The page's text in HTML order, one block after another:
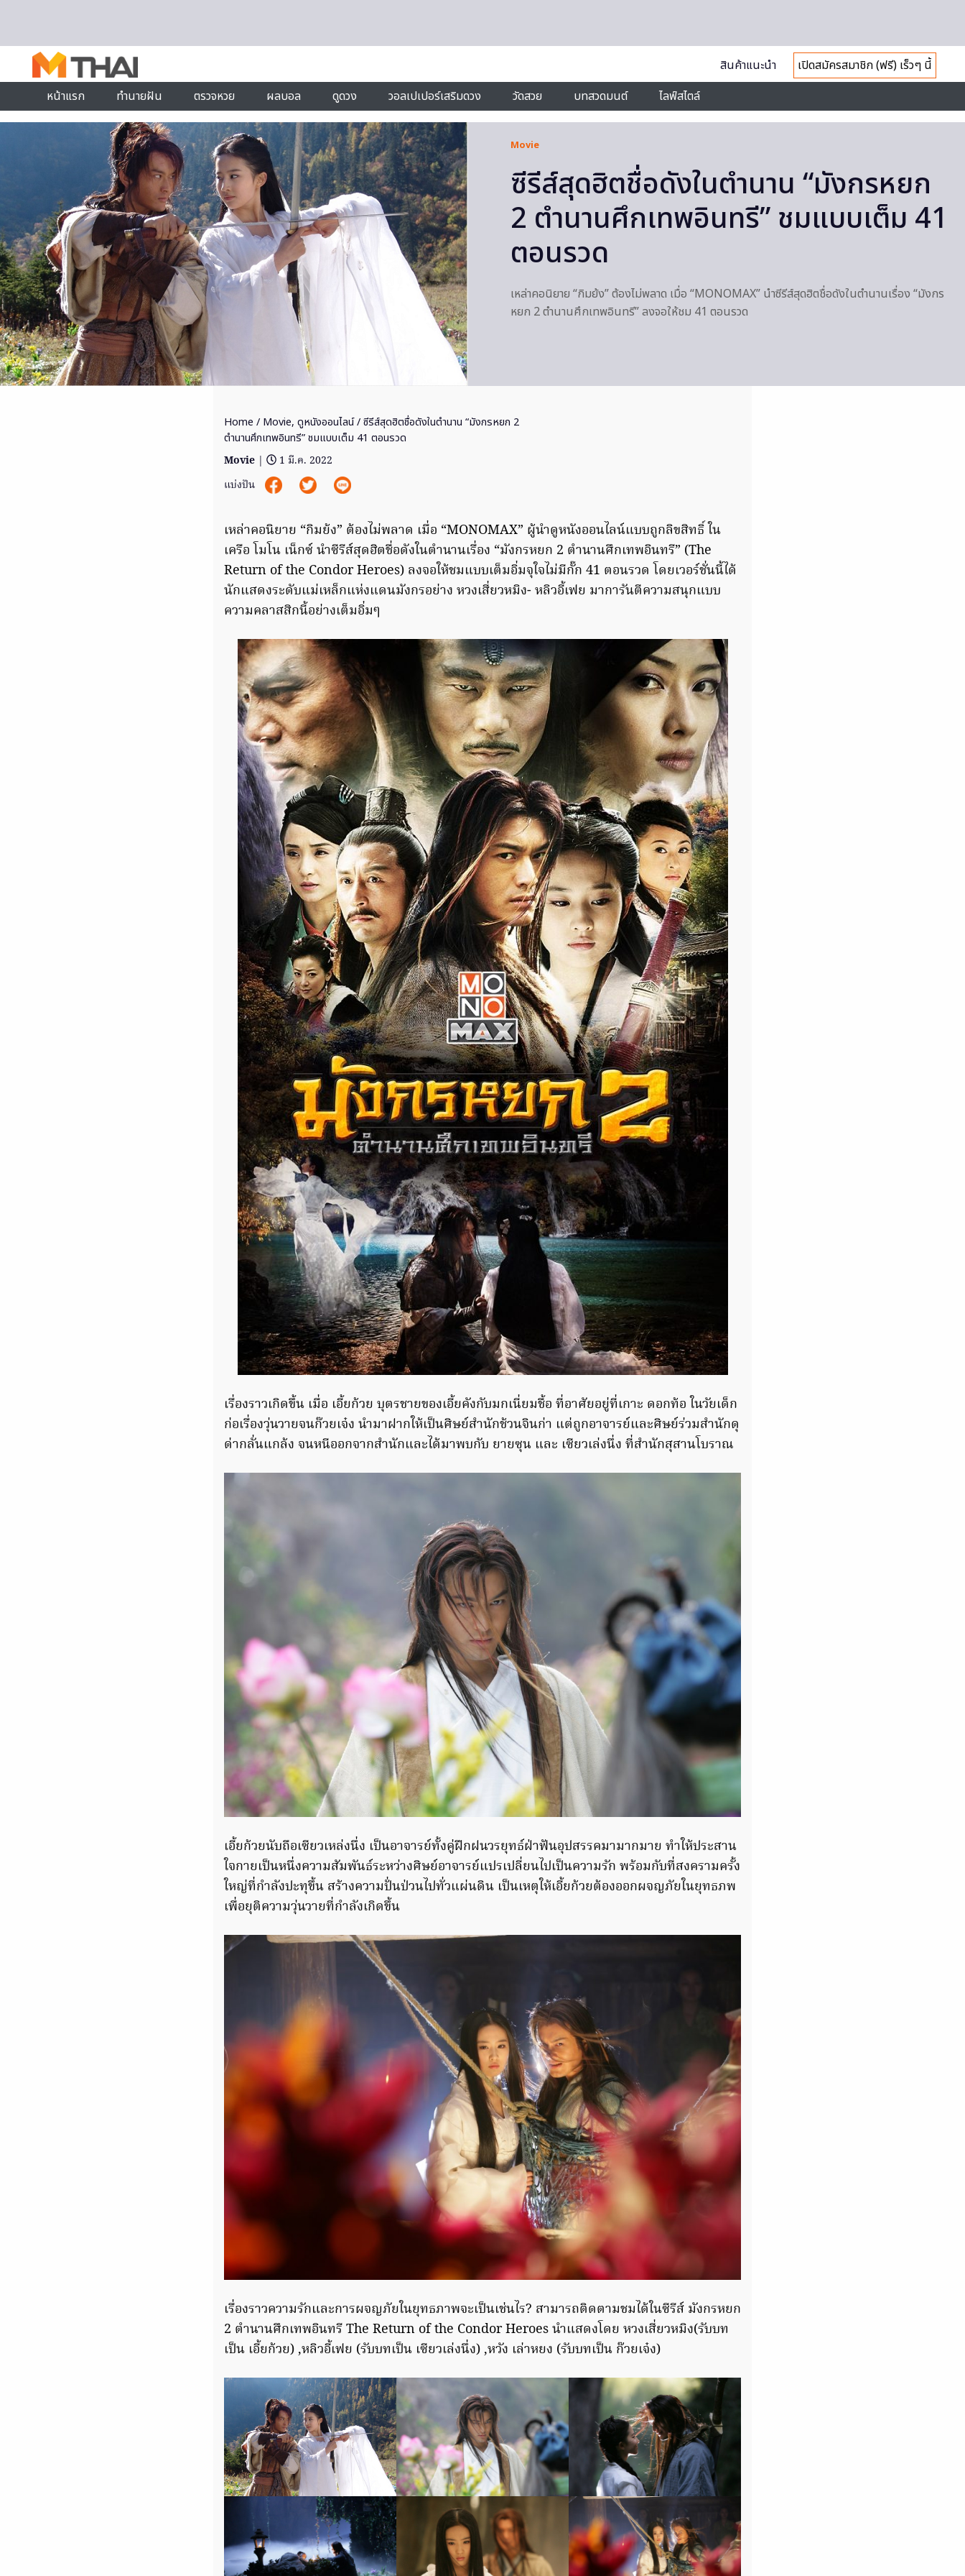
สินค้าแนะนำ
เปิดสมัครสมาชิก (ฟรี) เร็วๆ นี้
หน้าแรก
ทำนายฝัน ตรวจหวย ผลบอล ดูดวง วอลเปเปอร์เสริมดวง วัดสวย บทสวดมนต์ ไลฟ์สไตล์
Movie
ซีรีส์สุดฮิตชื่อดังในตำนาน “มังกรหยก
2 ตำนานศึกเทพอินทรี” ชมแบบเต็ม 41
ตอนรวด
เหล่าคอนิยาย “กิมย้ง” ต้องไม่พลาด เมื่อ “MONOMAX” นำซีรีส์สุดฮิตชื่อดังในตำนานเรื่อง “มังกร
หยก 2 ตำนานศึกเทพอินทรี” ลงจอให้ชม 41 ตอนรวด
Home / Movie, ดูหนังออนไลน์/ ซีรีส์สุดฮิตชื่อดังในตำนาน “มังกรหยก 2
ตำนานศึกเทพอินทรี” ชมแบบเต็ม 41 ตอนรวด
Movie |
1 มี.ค. 2022
แบ่งปัน
เหล่าคอนิยาย “กิมย้ง” ต้องไม่พลาด เมื่อ “MONOMAX” ผู้นำดูหนังออนไลน์แบบถูกลิขสิทธิ์ ใน
เครือ โมโน เน็กซ์ นำซีรีส์สุดฮิตชื่อดังในตำนานเรื่อง “มังกรหยก 2 ตำนานศึกเทพอินทรี” (The
Return of the Condor Heroes) ลงจอให้ชมแบบเต็มอิ่มจุใจไม่มีกั๊ก 41 ตอนรวด โดยเวอร์ชั่นนี้ได้
นักแสดงระดับแม่เหล็กแห่งแดนมังกรอย่าง หวงเสี่ยวหมิง- หลิวอี้เฟย มาการันตีความสนุกแบบ
ความคลาสสิกนี้อย่างเต็มอิ่มๆ
เรื่องราวเกิดขึ้น เมื่อ เอี้ยก้วย บุตรชายของเอี้ยคังกับมกเนี่ยมชื้อ ที่อาศัยอยู่ที่เกาะ ดอกท้อ ในวัยเด็ก
ก่อเรื่องวุ่นวายจนก๊วยเจ๋ง นำมาฝากให้เป็นศิษย์สำนักช้วนจินก่า แต่ถูกอาจารย์และศิษย์ร่วมสำนักดุ
ด่ากลั่นแกล้ง จนหนีออกจากสำนักและได้มาพบกับ ยายซุน และ เซียวเล่งนึ่ง ที่สำนักสุสานโบราณ
เอี้ยก้วยนับถือเซียวเหล่งนึ่ง เป็นอาจารย์ทั้งคู่ฝึกฝนวรยุทธ์ฝ่าฟันอุปสรรคมามากมาย ทำให้ประสาน
ใจกายเป็นหนึ่งความสัมพันธ์ระหว่างศิษย์อาจารย์แปรเปลี่ยนไปเป็นความรัก พร้อมกับที่สงครามครั้ง
ใหญ่ที่กำลังปะทุขึ้น สร้างความปั่นป่วนไปทั่วแผ่นดิน เป็นเหตุให้เอี้ยก้วยต้องออกผจญภัยในยุทธภพ
เพื่อยุติความวุ่นวายที่กำลังเกิดขึ้น
เรื่องราวความรักและการผจญภัยในยุทธภาพจะเป็นเช่นไร? สามารถติดตามชมได้ในซีรีส์ มังกรหยก
2 ตำนานศึกเทพอินทรี The Return of the Condor Heroes นำแสดงโดย หวงเสี่ยวหมิง(รับบท
เป็น เอี้ยก้วย) ,หลิวอี้เฟย (รับบทเป็น เซียวเล่งนึ่ง) ,หวัง เล่าหยง (รับบทเป็น ก๊วยเจ๋ง)